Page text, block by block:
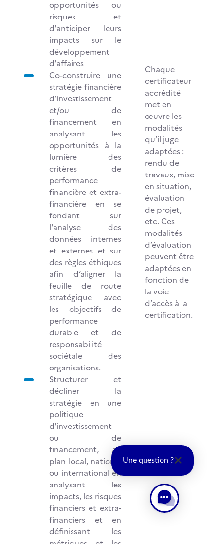
opportunités ou
risques et
d'anticiper leurs
impacts sur le
développement
d'affaires
Co-construire une
stratégie financière
d'investissement
et/ou de
financement en
analysant les
opportunités à la
lumière des
critères de
performance
financière et extra-
financière en se
fondant sur
l'analyse des
données internes
et externes et sur
des règles éthiques
afin d’aligner la
feuille de route
stratégique avec
les objectifs de
performance
durable et de
responsabilité
sociétale des
organisations.
Structurer et
décliner la
stratégie en une
politique
d'investissement
ou de
financement, au
plan local, national
ou international en
analysant les
impacts, les risques
financiers et extra-
financiers et en
définissant les
Chaque
certificateur
accrédité
met en
œuvre les
modalités
qu’il juge
adaptées :
rendu de
travaux, mise
en situation,
évaluation
de projet,
etc. Ces
modalités
d’évaluation
peuvent être
adaptées en
fonction de
la voie
d’accès à la
certification.
Une question ?